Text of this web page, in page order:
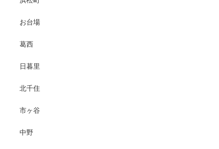
お台場
葛西
日暮里
北千住
市ヶ谷
中野